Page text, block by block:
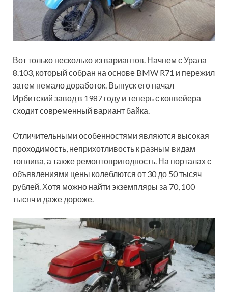
Вот только несколько из вариантов. Начнем с Урала
8.103, который собран на основе BMW R71 и пережил
затем немало доработок. Выпуск его начал
Ирбитский завод в 1987 году и теперь с конвейера
сходит современный вариант байка.
Отличительными особенностями являются высокая
проходимость, неприхотливость к разным видам
топлива, а также ремонтопригодность. На порталах с
объявлениями цены колеблются от 30 до 50 тысяч
рублей. Хотя можно найти экземпляры за 70, 100
тысяч и даже дороже.